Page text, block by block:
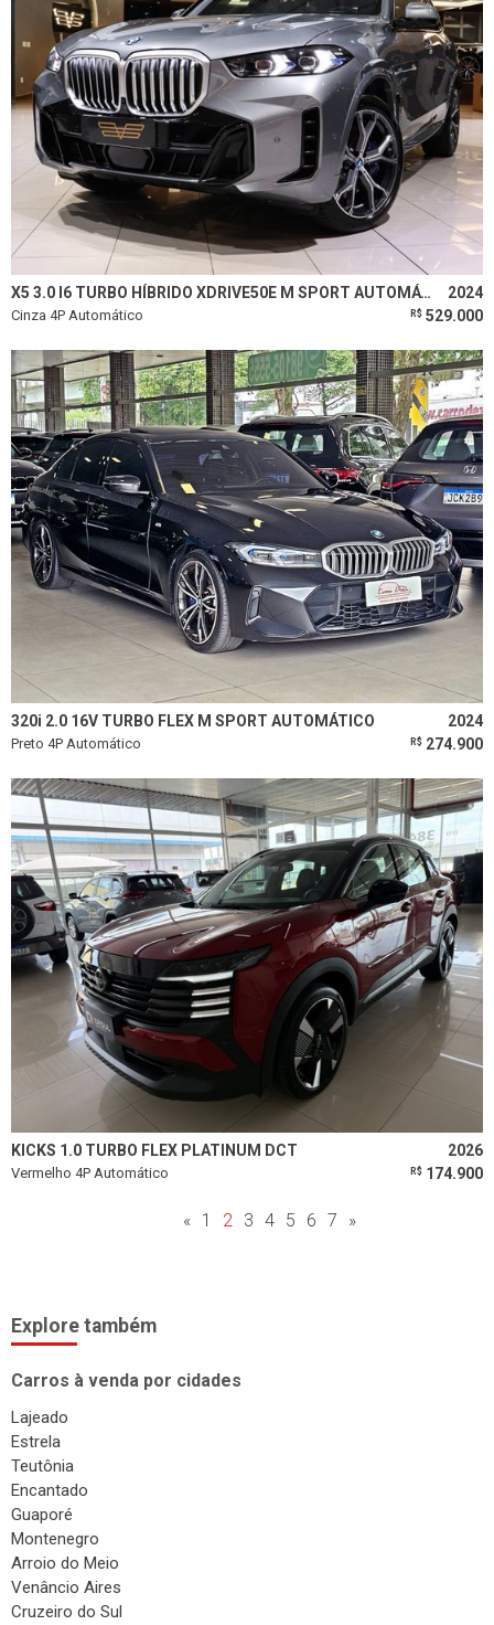
X5 3.0 I6 TURBO HÍBRIDO XDRIVE50E M SPORT AUTOMÁTICO 2024
Cinza 4P Automático R$ 529.000
320i 2.0 16V TURBO FLEX M SPORT AUTOMÁTICO 2024
Preto 4P Automático R$ 274.900
KICKS 1.0 TURBO FLEX PLATINUM DCT 2026
Vermelho 4P Automático R$ 174.900
« 1 2 3 4 5 6 7 »
Explore também
Carros à venda por cidades
Lajeado
Estrela
Teutônia
Encantado
Guaporé
Montenegro
Arroio do Meio
Venâncio Aires
Cruzeiro do Sul